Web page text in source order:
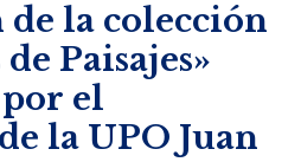
la colección
Paisajes»
el
la UPO Juan